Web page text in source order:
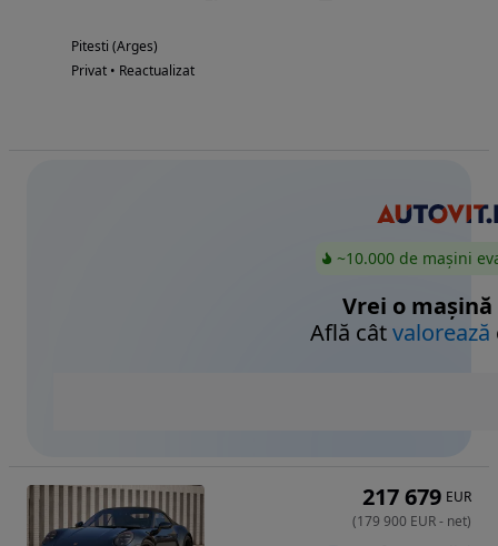
Pitesti (Arges)
Privat • Reactualizat
~10.000 de mașini
Vrei o mașină
Află câtvalorează
217 679 EUR
(179 900 EUR- net)